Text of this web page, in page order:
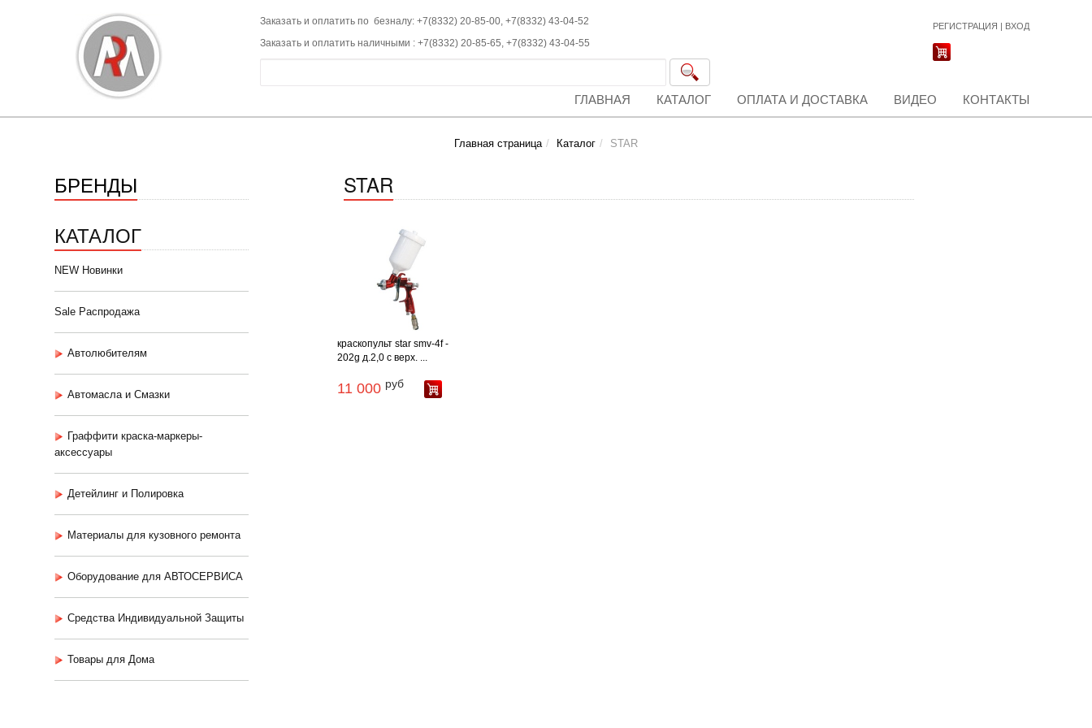
Заказать и оплатить по безналу: +7(8332) 20-85-00, +7(8332) 43-04-52
Заказать и оплатить наличными : +7(8332) 20-85-65, +7(8332) 43-04-55
РЕГИСТРАЦИЯ | ВХОД
ГЛАВНАЯ КАТАЛОГ ОПЛАТА И ДОСТАВКА ВИДЕО КОНТАКТЫ
Главная страница Каталог STAR
БРЕНДЫ
КАТАЛОГ
NEW Новинки
Sale Распродажа
Автолюбителям
Автомасла и Смазки
Граффити краска-маркеры-
аксессуары
Детейлинг и Полировка
Материалы для кузовного ремонта
Оборудование для АВТОСЕРВИСА
Средства Индивидуальной Защиты
Товары для Дома
STAR
краскопульт star smv-4f -
202g д.2,0 с верх. ...
11 000 руб